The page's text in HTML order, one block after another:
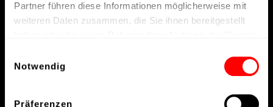
Partner führen diese Informationen möglicherweise mit
weiteren Daten zusammen, die Sie ihnen bereitgestellt
Notwendig
Präferenzen